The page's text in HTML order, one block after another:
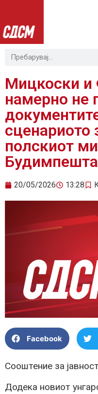
Мицкоски и
намерно не
сценариото
полскиот
Будимпешта
20/05/2026 13:28
Facebook
Сооштение за
Додека новиот